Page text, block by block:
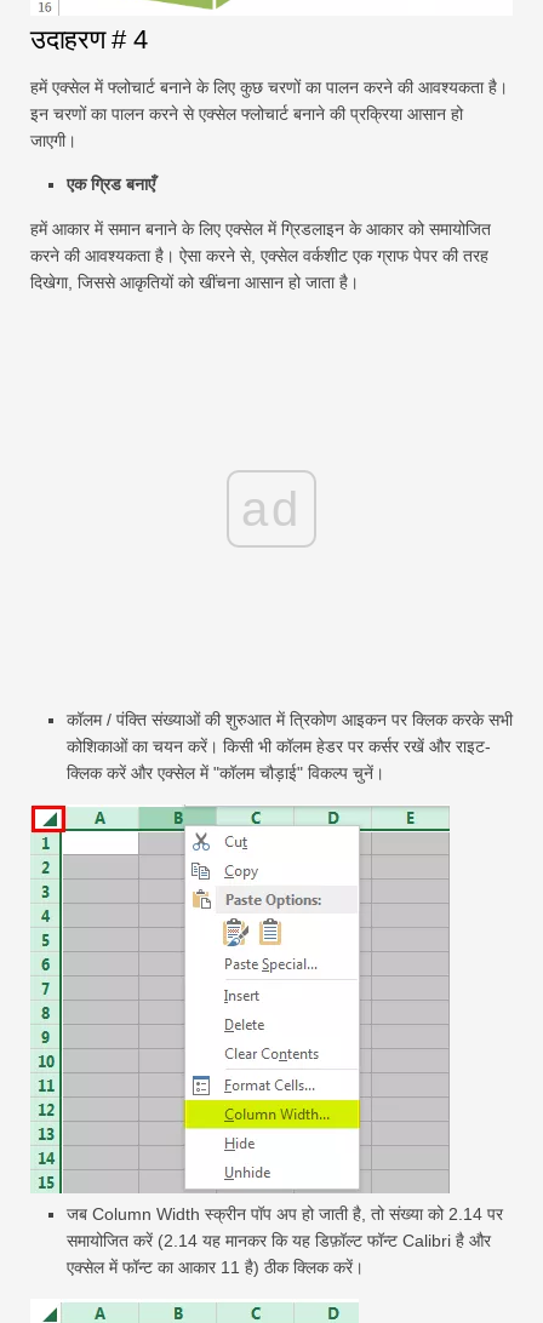
उदाहरण # 4
हमें एक्सेल में फ्लोचार्ट बनाने के लिए कुछ चरणों का पालन करने की आवश्यकता है।
इन चरणों का पालन करने से एक्सेल फ्लोचार्ट बनाने की प्रक्रिया आसान हो
जाएगी।
एक ग्रिड बनाएँ
हमें आकार में समान बनाने के लिए एक्सेल में ग्रिडलाइन के आकार को समायोजित
करने की आवश्यकता है। ऐसा करने से, एक्सेल वर्कशीट एक ग्राफ पेपर की तरह
दिखेगा, जिससे आकृतियों को खींचना आसान हो जाता है।
ad
कॉलम / पंक्ति संख्याओं की शुरुआत में त्रिकोण आइकन पर क्लिक करके सभी
कोशिकाओं का चयन करें। किसी भी कॉलम हेडर पर कर्सर रखें और राइट-
क्लिक करें और एक्सेल में "कॉलम चौड़ाई" विकल्प चुनें।
जब Column Width स्क्रीन पॉप अप हो जाती है, तो संख्या को 2.14 पर
समायोजित करें (2.14 यह मानकर कि यह डिफ़ॉल्ट फॉन्ट Calibri है और
एक्सेल में फॉन्ट का आकार 11 है) ठीक क्लिक करें।